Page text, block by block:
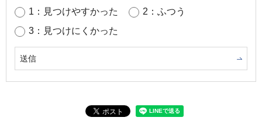
1：見つけやすかった
2：ふつう
3：見つけにくかった